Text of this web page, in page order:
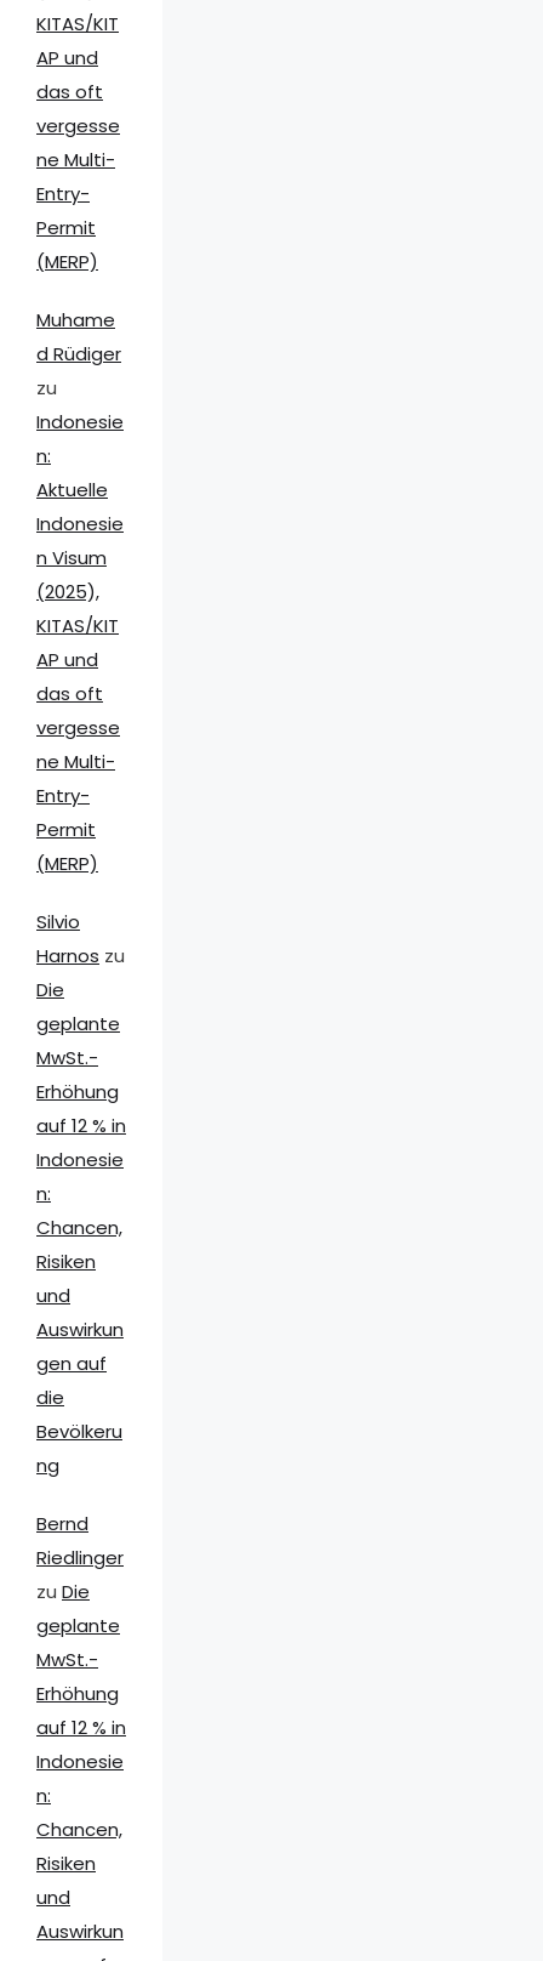
KITAS/KIT
AP und
das oft
vergesse
ne Multi-
Entry-
Permit
(MERP)
Muhame
d Rüdiger
zu
Indonesie
n:
Aktuelle
Indonesie
n Visum
(2025),
KITAS/KIT
AP und
das oft
vergesse
ne Multi-
Entry-
Permit
(MERP)
Silvio
Harnos zu
Die
geplante
MwSt.-
Erhöhung
auf 12 % in
Indonesie
n:
Chancen,
Risiken
und
Auswirkun
gen auf
die
Bevölkeru
ng
Bernd
Riedlinger
zu Die
geplante
MwSt.-
Erhöhung
auf 12 % in
Indonesie
n:
Chancen,
Risiken
und
Auswirkun